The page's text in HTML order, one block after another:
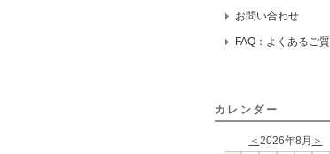
お問い合わせ
FAQ：よくあるご
カレンダー
＜ 2026年8月 ＞